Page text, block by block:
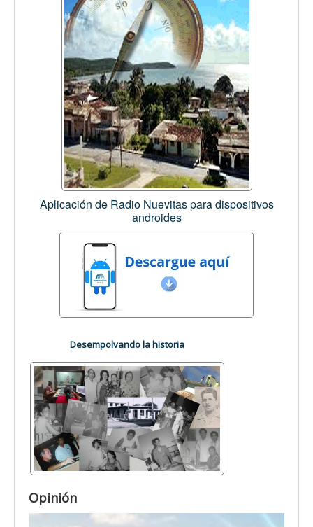
Aplicación de Radio Nuevitas para dispositivos
androides
Desempolvando la historia
Opinión